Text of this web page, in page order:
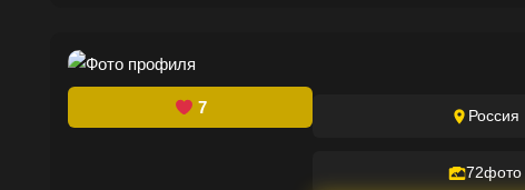
7 Россия
72фото